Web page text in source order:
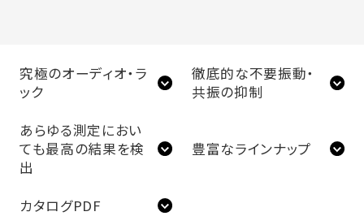
究極のオーディオ・ラ
ック
徹底的な不要振動・
共振の抑制
あらゆる測定におい
ても最高の結果を検
出
豊富なラインナップ
カタログPDF